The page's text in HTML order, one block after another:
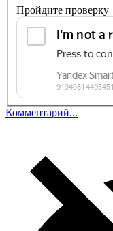
Пройдите проверку
Комментарий...